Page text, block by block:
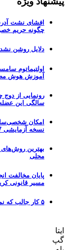
چگونه حریم
دلایل روشن
اولتیماتوم
آموزش هوش
سالگی این
امکان
نسخه آزمایشی iOS 27 فراهم شد
بهترین
محلی
مسیر قانونی
۵ کار جالب که نمی‌دانستید روتر وای فای شما می‌تواند انجام دهد
ایتا
گپ